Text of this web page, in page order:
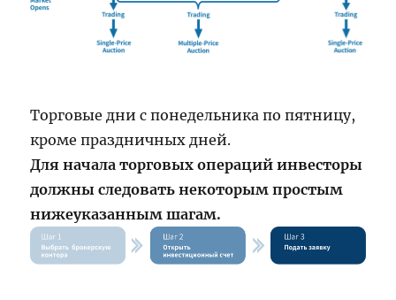
Торговые дни с понедельника по пятницу,
кроме праздничных дней.
Для начала торговых операций инвесторы
должны следовать некоторым простым
нижеуказанным шагам.